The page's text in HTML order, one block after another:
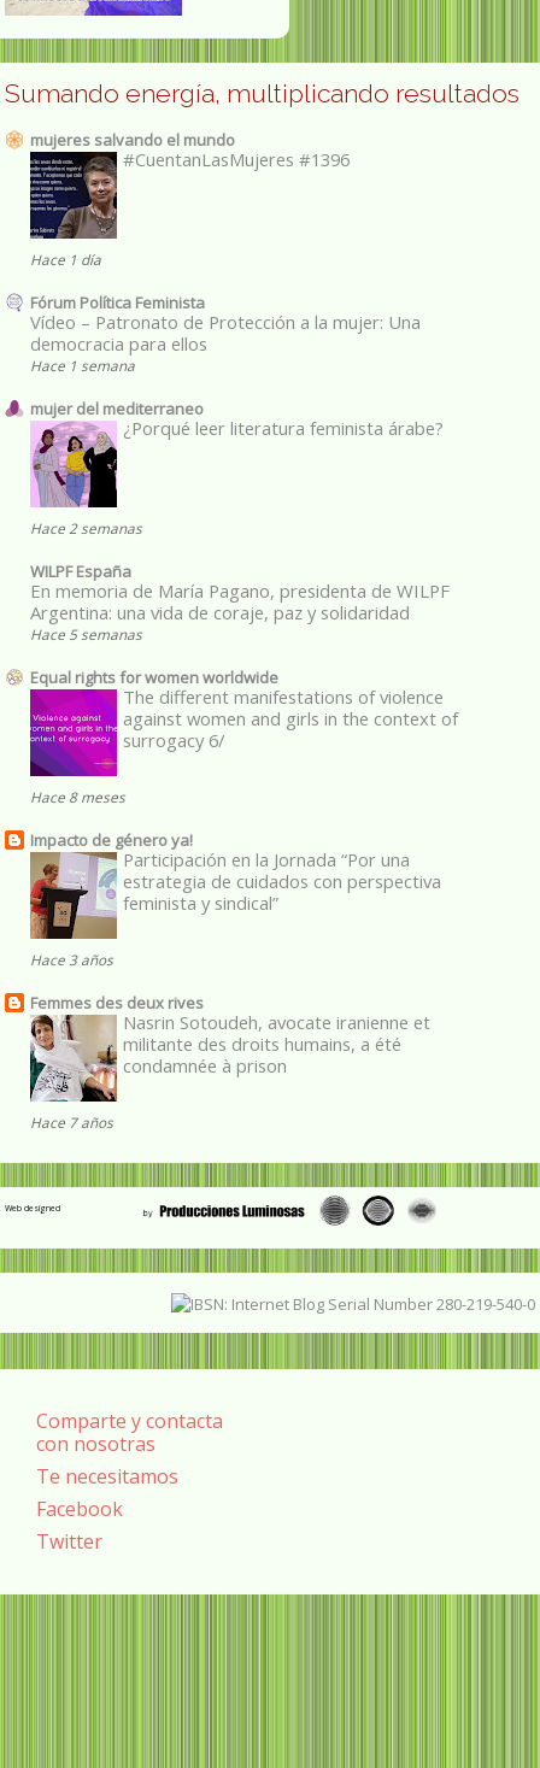
Sumando energía, multiplicando resultados
mujeres salvando el mundo
#CuentanLasMujeres #1396
Hace 1 día
Fórum Política Feminista
Vídeo – Patronato de Protección a la mujer: Una
democracia para ellos
Hace 1 semana
mujer del mediterraneo
¿Porqué leer literatura feminista árabe?
Hace 2 semanas
WILPF España
En memoria de María Pagano, presidenta de WILPF
Argentina: una vida de coraje, paz y solidaridad
Hace 5 semanas
Equal rights for women worldwide
The different manifestations of violence
against women and girls in the context of
surrogacy 6/
Hace 8 meses
Impacto de género ya!
Participación en la Jornada “Por una
estrategia de cuidados con perspectiva
feminista y sindical”
Hace 3 años
Femmes des deux rives
Nasrin Sotoudeh, avocate iranienne et
militante des droits humains, a été
condamnée à prison
Hace 7 años
Web designed
Comparte y contacta
con nosotras
Te necesitamos
Facebook
Twitter